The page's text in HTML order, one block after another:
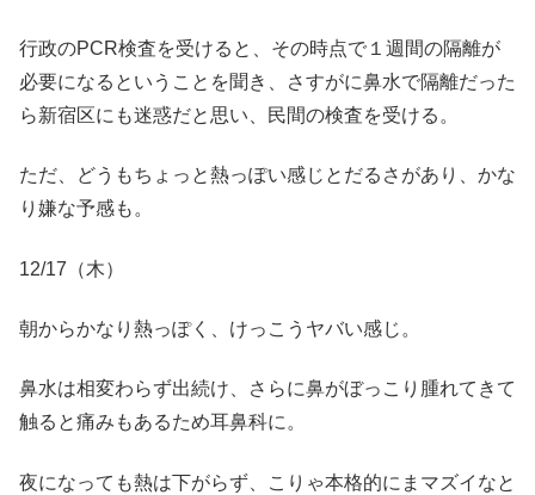
行政のPCR検査を受けると、その時点で１週間の隔離が
必要になるということを聞き、さすがに鼻水で隔離だった
ら新宿区にも迷惑だと思い、民間の検査を受ける。
ただ、どうもちょっと熱っぽい感じとだるさがあり、かな
り嫌な予感も。
12/17（木）
朝からかなり熱っぽく、けっこうヤバい感じ。
鼻水は相変わらず出続け、さらに鼻がぼっこり腫れてきて
触ると痛みもあるため耳鼻科に。
夜になっても熱は下がらず、こりゃ本格的にまマズイなと